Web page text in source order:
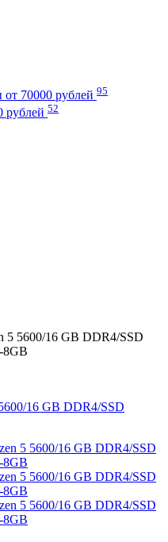
70000 рублей 95
рублей 52
5 5600/16 GB DDR4/SSD
8GB